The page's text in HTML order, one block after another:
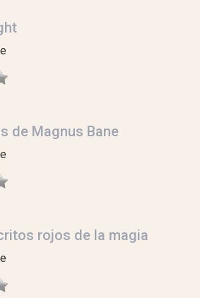
de Magnus Bane
rojos de la magia